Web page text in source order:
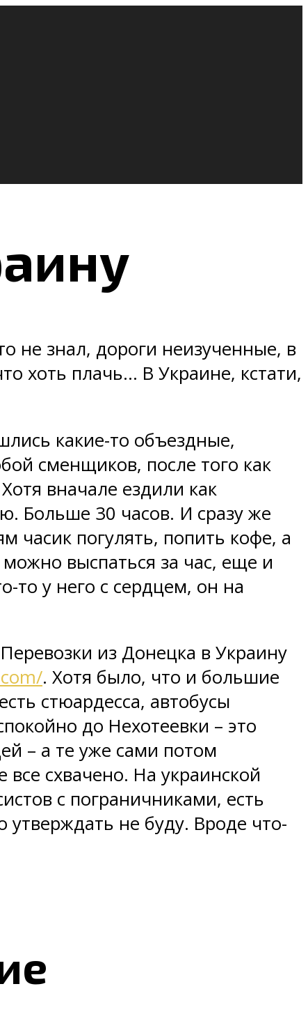
не знал, дороги неизученные, в
хоть плачь… В Украине, кстати,
какие-то объездные,
сменщиков, после того как
вначале ездили как
Больше 30 часов. И сразу же
часик погулять, попить кофе, а
выспаться за час, еще и
то у него с сердцем, он на
из Донецка в Украину
. Хотя было, что и большие
стюардесса, автобусы
до Нехотеевки – это
– а те уже сами потом
схвачено. На украинской
с пограничниками, есть
утверждать не буду. Вроде что-